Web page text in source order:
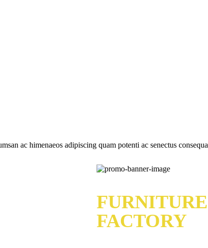
ac himenaeos adipiscing quam potenti ac senectus
FURNITURE
FACTORY